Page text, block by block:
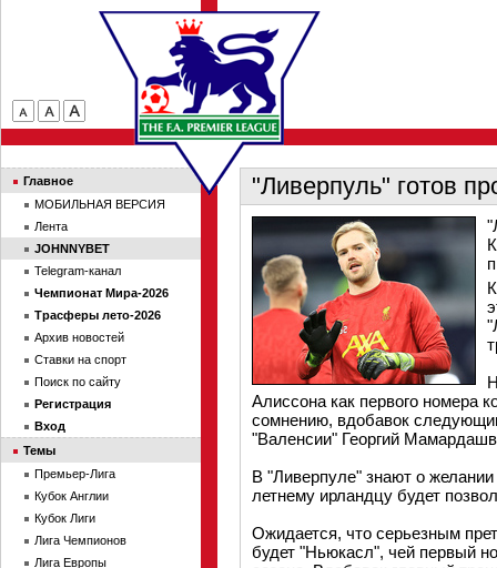
"Ливерпуль" готов
Алиссона как первого номера
сомнению, вдобавок
"Валенсии" Георгий
В "Ливерпуле" знают о желании
летнему ирландцу будет
Ожидается, что серьезным
будет "Ньюкасл", чей первый
Главное
МОБИЛЬНАЯ ВЕРСИЯ
Лента
JOHNNYBET
Telegram-канал
Чемпионат Мира-2026
Трасферы лето-2026
Архив новостей
Ставки на спорт
Поиск по сайту
Регистрация
Вход
Темы
Премьер-Лига
Кубок Англии
Кубок Лиги
Лига Чемпионов
Лига Европы